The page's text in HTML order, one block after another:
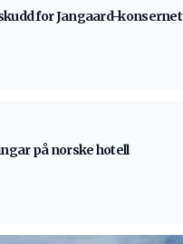
for Jangaard-konsernet
på norske hotell